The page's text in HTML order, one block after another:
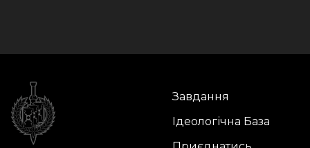
Завдання
Ідеологічна База